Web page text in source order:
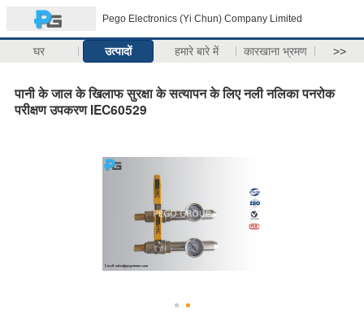
Pego Electronics (Yi Chun) Company Limited
घर उत्पादों हमारे बारे में कारखाना भ्रमण >>
पानी के जाल के खिलाफ सुरक्षा के सत्यापन के लिए नली नलिका पनरोक
परीक्षण उपकरण IEC60529